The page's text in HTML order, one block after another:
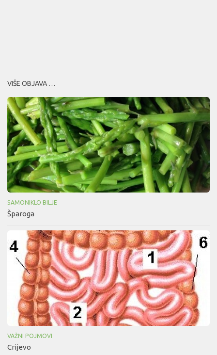
VIŠE OBJAVA …
SAMONIKLO BILJE
Šparoga
VAŽNI POJMOVI
Crijevo